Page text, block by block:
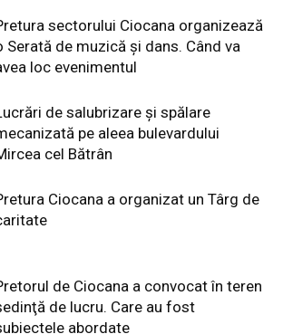
sectorului Ciocana organizează
Serată de muzică și dans. Când va
loc evenimentul
de salubrizare şi spălare
pe aleea bulevardului
cel Bătrân
Ciocana a organizat un Târg de
de Ciocana a convocat în teren
de lucru. Care au fost
abordate